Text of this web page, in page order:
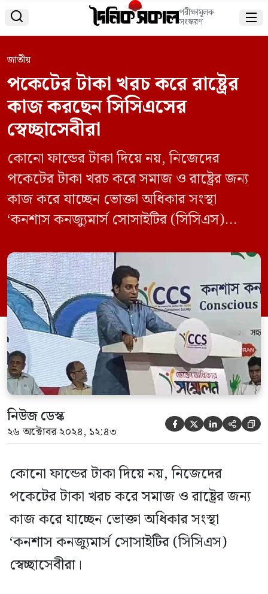
 পরীক্ষামূলক
সংস্করণ 
জাতীয়
পকেটের টাকা খরচ করে রাষ্ট্রের
কাজ করছেন সিসিএসের
স্বেচ্ছাসেবীরা
কোনো ফান্ডের টাকা দিয়ে নয়, নিজেদের
পকেটের টাকা খরচ করে সমাজ ও রাষ্ট্রের জন্য
কাজ করে যাচ্ছেন ভোক্তা অধিকার সংস্থা
‘কনশাস কনজ্যুমার্স সোসাইটির (সিসিএস)
আয়োজিত ভোক্তা অধিকার সম্মেলনে সংস্থাটির
নির্বাহী পরিচালক পলাশ মাহমুদ এ কথা বলেন।
তিনি বলেন, দীর্ঘদিন ধরে সমাজ ও রাষ্ট্রের জন্য
কাজ করে যাচ্ছে সিসিএস। ভোক্তা অধিকার […]
নিউজ ডেস্ক
২৬ অক্টোবর ২০২৪, ১২:৪৩     
কোনো ফান্ডের টাকা দিয়ে নয়, নিজেদের
পকেটের টাকা খরচ করে সমাজ ও রাষ্ট্রের জন্য
কাজ করে যাচ্ছেন ভোক্তা অধিকার সংস্থা
‘কনশাস কনজ্যুমার্স সোসাইটির (সিসিএস)
স্বেচ্ছাসেবীরা।